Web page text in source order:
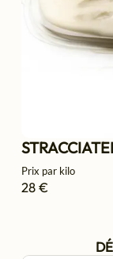
Prix par kilo
28 €